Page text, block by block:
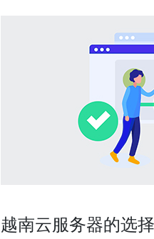
越南云服务器的选